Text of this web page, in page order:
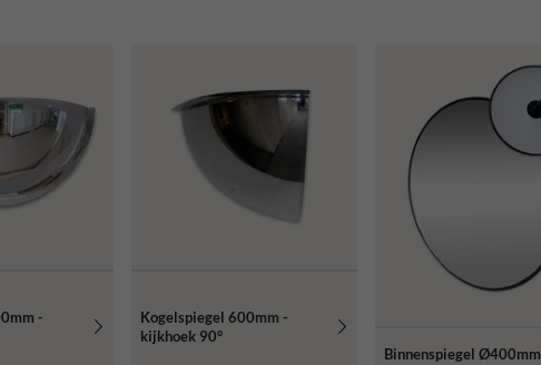
-
Kogelspiegel 600mm -
kijkhoek 90°
Binnenspiegel Ø400mm